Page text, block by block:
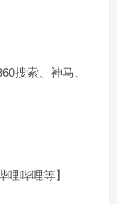
搜索、神马、
哔哩等】